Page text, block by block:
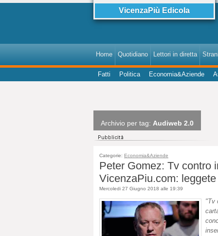
VicenzaPiù Edicola
Home Quotidiano Lettori in diretta
Fatti Politica Economia&Aziende
Archivio per tag: Audiweb 2.0
Categorie: Economia&Aziende
Peter Gomez: Tv contro
VicenzaPiu.com:
Mercoledi 27 Giugno 2018 alle 19:39
"Tv